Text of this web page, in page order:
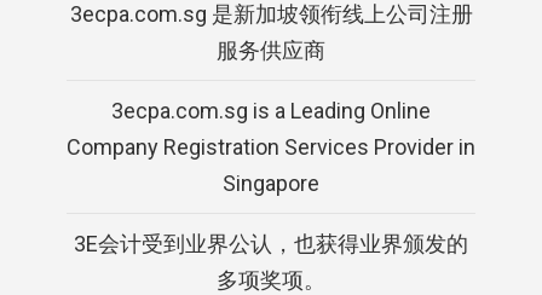
3ecpa.com.sg 是新加坡领衔线上公司注册
服务供应商
3ecpa.com.sg is a Leading Online
Company Registration Services Provider in
Singapore
3E会计受到业界公认，也获得业界颁发的
多项奖项。